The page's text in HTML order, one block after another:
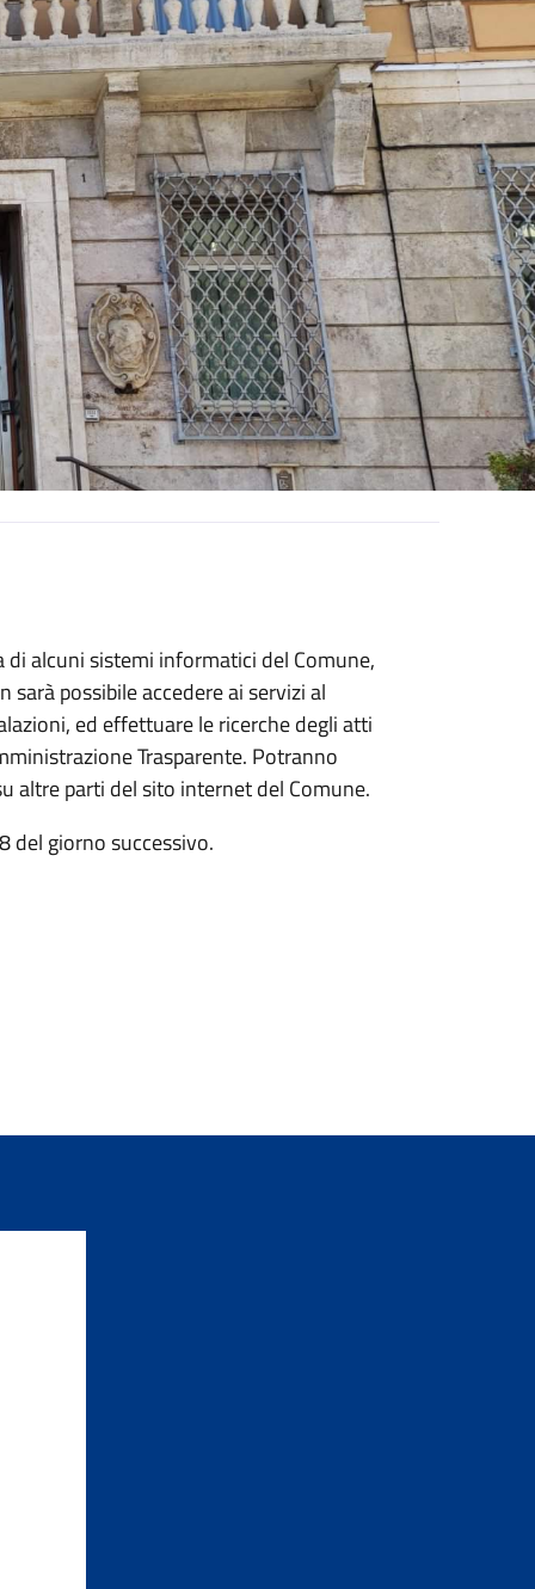
alcuni sistemi informatici del Comune,
possibile accedere ai servizi al
ed effettuare le ricerche degli atti
Trasparente. Potranno
altre parti del sito internet del Comune.
del giorno successivo.